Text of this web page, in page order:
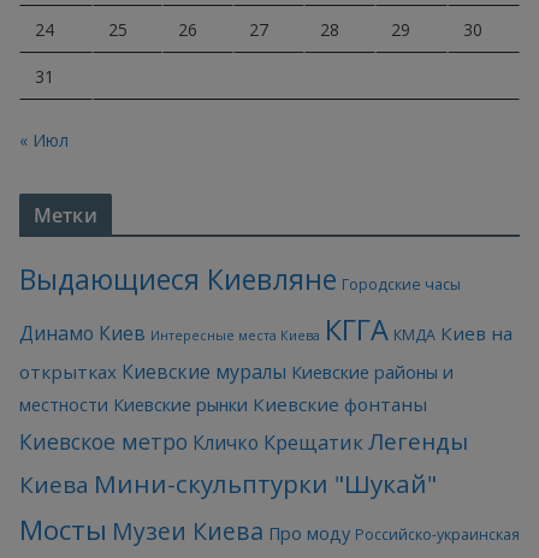
24 25 26 27 28 29 30
31
« Июл
Метки
Выдающиеся Киевляне Городские часы
Динамо Киев Интересные места Киева КГГА КМДА Киев на
открытках Киевские муралы Киевские районы и
местности Киевские рынки Киевские фонтаны
Киевское метро Кличко КрещатикЛегенды
Киева Мини-скульптурки "Шукай"
Мосты Музеи Киева Про моду Российско-украинская